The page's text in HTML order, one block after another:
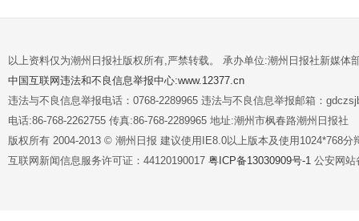
以上资料仅为潮州日报社版权所有,严禁转载。 承办单位:潮州日报社新媒体
中国互联网违法和不良信息举报中心:www.12377.cn
违法与不良信息举报电话：0768-2289965 违法与不良信息举报邮箱：
电话:86-768-2262755 传真:86-768-2289965 地址:潮州市枫春路潮州日报社
版权所有 2004-2013 © 潮州日报 建议使用IE8.0以上版本及使用1024*768分
互联网新闻信息服务许可证：44120190017 粤ICP备13030909号-1 公安网站